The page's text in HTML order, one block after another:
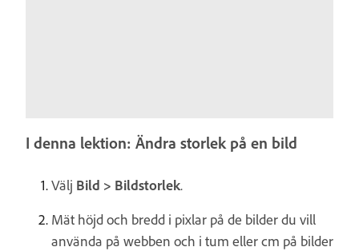
I denna lektion: Ändra storlek på en bild
Välj Bild > Bildstorlek.
Mät höjd och bredd i pixlar på de bilder du vill
använda på webben och i tum eller cm på bilder